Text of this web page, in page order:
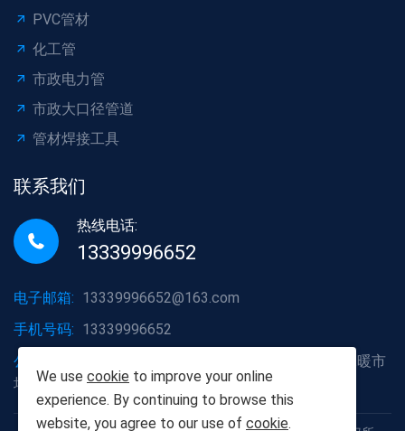
PVC管材
化工管
市政电力管
市政大口径管道
管材焊接工具
联系我们
热线电话:
13339996652
电子邮箱: 13339996652@163.com
手机号码: 13339996652
公司地址:
湖北省武汉市洪山区白沙洲大道烽火五金水暖市
场A2栋6号
We use cookie to improve your online
experience. By continuing to browse this
website, you agree to our use of cookie.